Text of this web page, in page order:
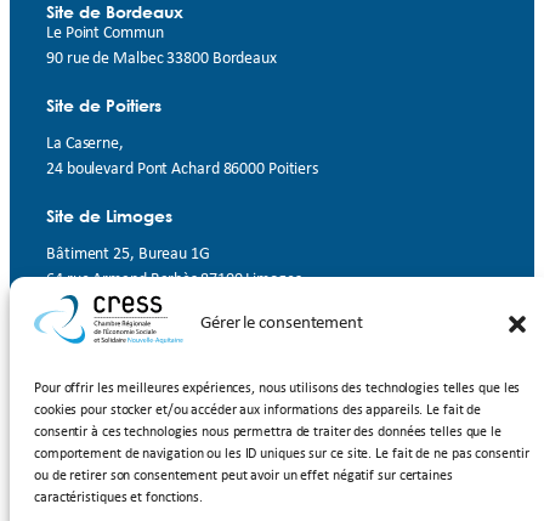
Gérer le consentement
Pour offrir les meilleures expériences, nous utilisons des technologies telles que les
cookies pour stocker et/ou accéder aux informations des appareils. Le fait de
consentir à ces technologies nous permettra de traiter des données telles que le
comportement de navigation ou les ID uniques sur ce site. Le fait de ne pas consentir
ou de retirer son consentement peut avoir un effet négatif sur certaines
caractéristiques et fonctions.
Site de Bordeaux
Le Point Commun
90 rue de Malbec 33800 Bordeaux
Site de Poitiers
La Caserne,
24 boulevard Pont Achard 86000 Poitiers
Site de Limoges
Bâtiment 25, Bureau 1G
64 rue Armand Barbès 87100 Limoges
Contact
LinkedIn Facebook YouTube
Inscrivez-vous à notre newsletter